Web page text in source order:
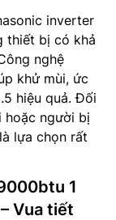
inverter
thiết bị có khả
nghệ
khử mùi, ức
hiệu quả. Đối
hoặc người bị
lựa chọn rất
1
Vua tiết